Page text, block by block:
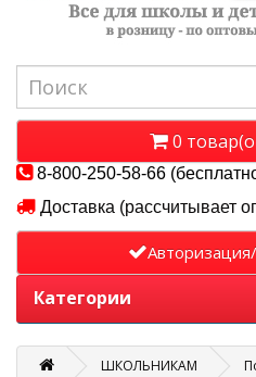
0
8-800-250-58-66
Доставка (рассчитывает
Категории
ШКОЛЬНИКАМ